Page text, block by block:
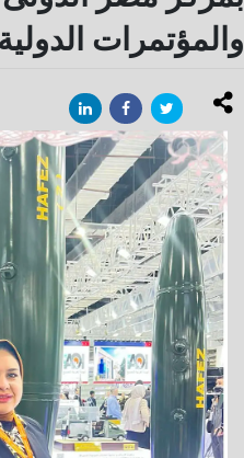
والمؤتمرات الدولية